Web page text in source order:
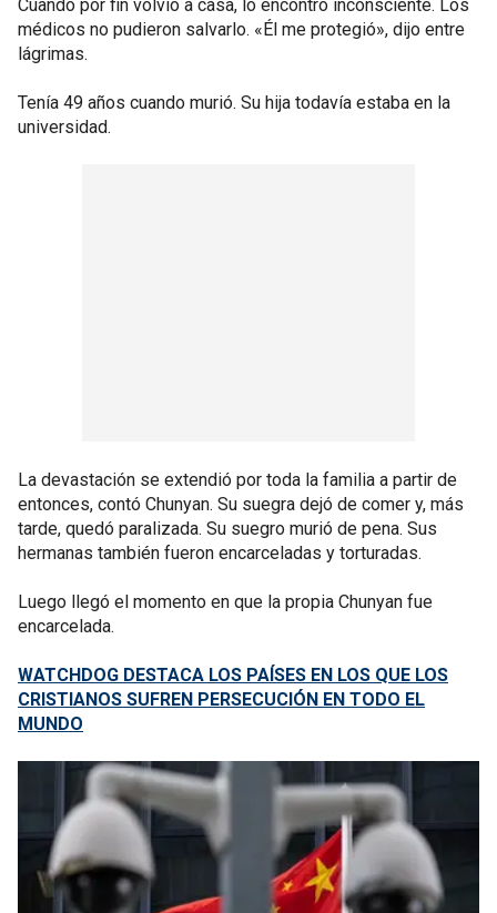
Cuando por fin volvió a casa, lo encontró inconsciente. Los
médicos no pudieron salvarlo. «Él me protegió», dijo entre
lágrimas.
Tenía 49 años cuando murió. Su hija todavía estaba en la
universidad.
La devastación se extendió por toda la familia a partir de
entonces, contó Chunyan. Su suegra dejó de comer y, más
tarde, quedó paralizada. Su suegro murió de pena. Sus
hermanas también fueron encarceladas y torturadas.
Luego llegó el momento en que la propia Chunyan fue
encarcelada.
WATCHDOG DESTACA LOS PAÍSES EN LOS QUE LOS
CRISTIANOS SUFREN PERSECUCIÓN EN TODO EL
MUNDO